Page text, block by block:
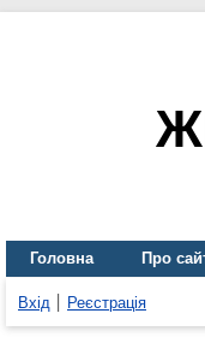
Головна Про
Вхід Реєстрація